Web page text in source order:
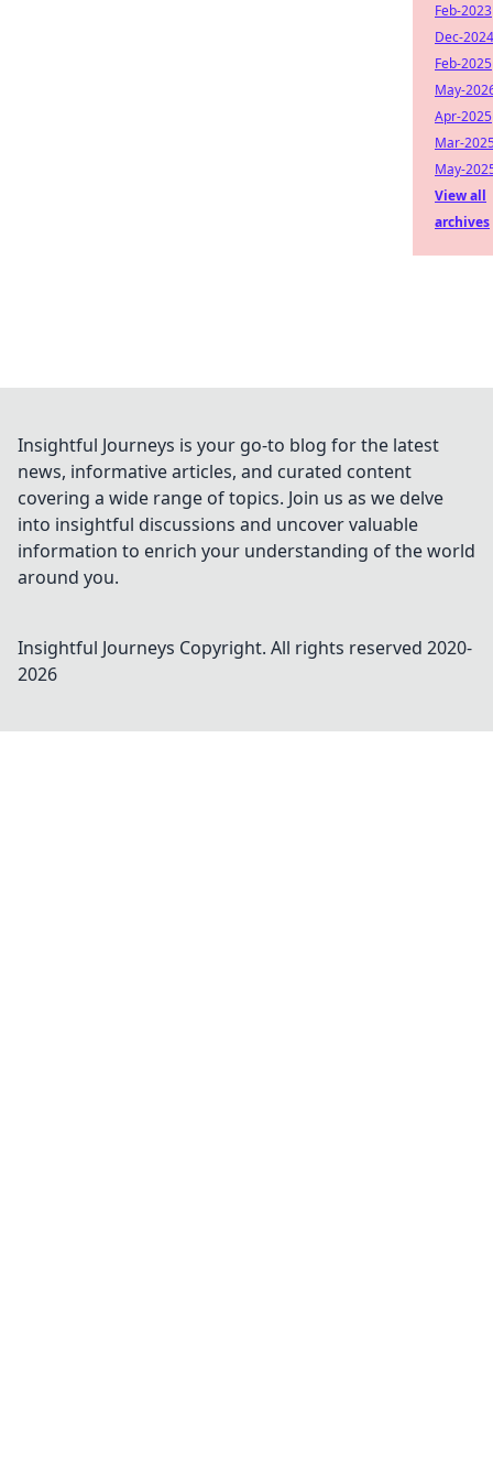
Feb-2023
Dec-2024
Feb-2025
May-
Apr-2025
Mar-
May-
View all
archives
Insightful Journeys is your go-to blog for the latest
news, informative articles, and curated content
covering a wide range of topics. Join us as we delve
into insightful discussions and uncover valuable
information to enrich your understanding of the world
around you.
Insightful Journeys Copyright. All rights reserved 2020-
2026